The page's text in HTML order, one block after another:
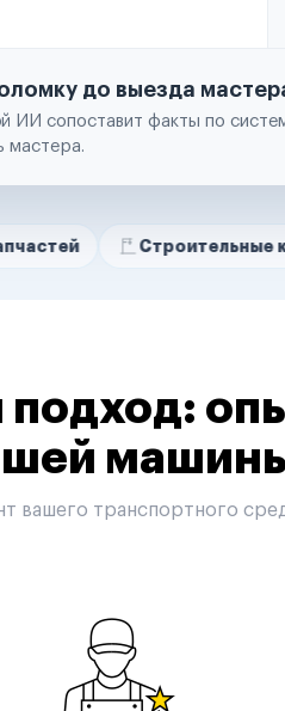
до выезда
ИИ сопоставит факты по
мастера.
Строительные компании
вашего транспортного